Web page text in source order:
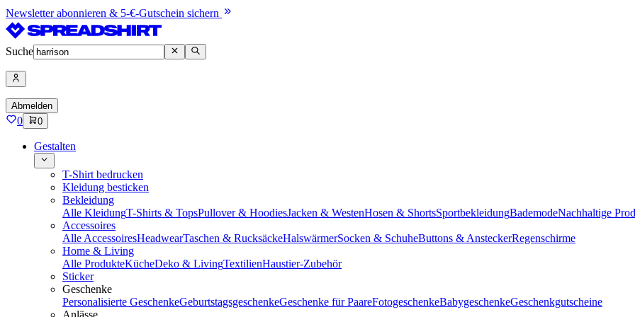
Newsletter abonnieren & 5-€-Gutschein sichern
Suche
Abmelden
0 0
Gestalten
T-Shirt bedrucken
Kleidung besticken
Bekleidung
Alle KleidungT-Shirts & TopsPullover & HoodiesJacken & WestenHosen & ShortsSportbekleidungBademodeNachhaltige
Accessoires
Alle AccessoiresHeadwearTaschen & RucksäckeHalswärmerSocken & SchuheButtons & AnsteckerRegenschirme
Home & Living
Alle ProdukteKücheDeko & LivingTextilienHaustier-Zubehör
Sticker
Geschenke
Personalisierte GeschenkeGeburtstagsgeschenkeGeschenke für PaareFotogeschenkeBabygeschenkeGeschenkgutscheine